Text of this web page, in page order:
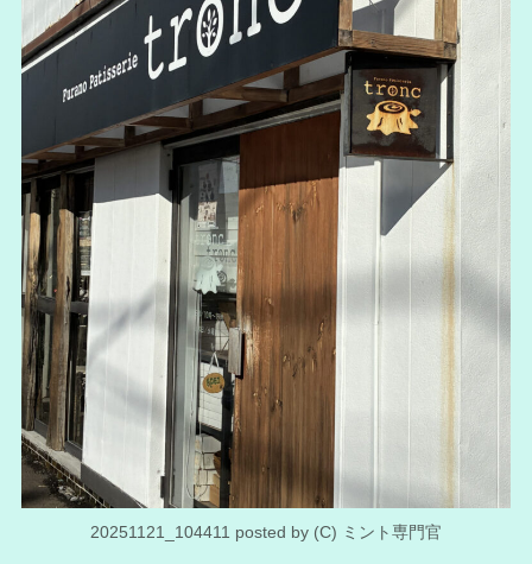
20251121_104411 posted by (C) ミント専門官